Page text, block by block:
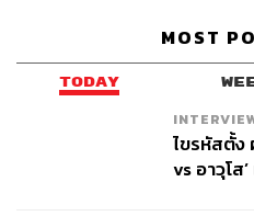
ไม่ลืมว่าสินค้าคือแบรนด์โดยวิ
ไม่ใช่สิ่งที่อยู่อีกที่เพื่อรอให้ผู้บ
หนึ่ง ซึ่งบ่อยครั้งวินเซนต์และที
ที่มีธุรกิจนำหน้าแบรนด์ของตัว
เติบโตและประสบความสำเ
จะขาดกลยุทธ์ระยะยาวที่สำคัญ
MOST
TODAY
ไขรหัสตั้ง
vs อาวุโส